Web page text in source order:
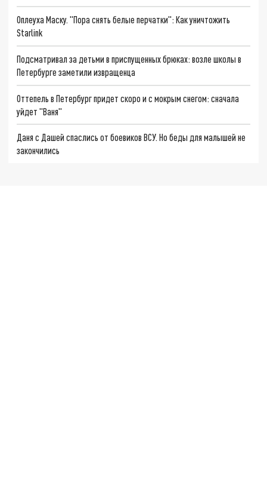
Оплеуха Маску. "Пора снять белые перчатки": Как уничтожить
Starlink
Подсматривал за детьми в приспущенных брюках: возле школы в
Петербурге заметили извращенца
Оттепель в Петербург придет скоро и с мокрым снегом: сначала
уйдет "Ваня"
Даня с Дашей спаслись от боевиков ВСУ. Но беды для малышей не
закончились